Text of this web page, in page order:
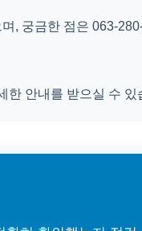
, 궁금한 점은 063-
한 안내를 받으실 수 있